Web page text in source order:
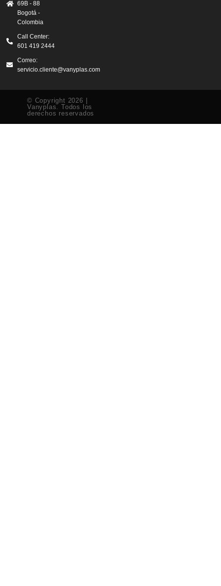
69B - 88
Bogotá -
Colombia
Call Center:
601 419 2444
Correo:
servicio.cliente@vanyplas.com
© Copyright 2026 |
Vanyplas. Todos los
derechos reservados